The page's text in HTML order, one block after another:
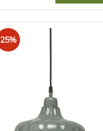
25%